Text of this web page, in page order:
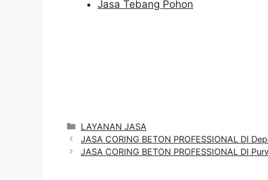
Jasa Tebang Pohon
Categories
LAYANAN JASA
JASA CORING BETON PROFESSIONAL DI
JASA CORING BETON PROFESSIONAL DI